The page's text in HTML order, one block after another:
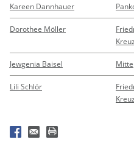
Kareen Dannhauer
Dorothee Möller
Jewgenia Baisel Mitte
Lili Schlör